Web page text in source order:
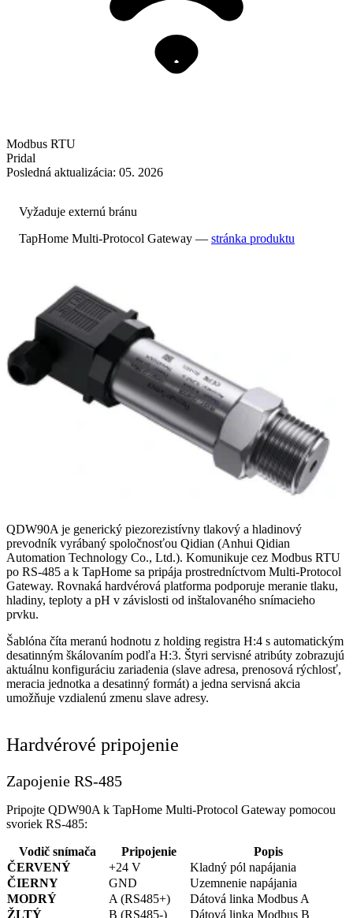
Modbus RTU
Pridal
Posledná aktualizácia: 05. 2026
Vyžaduje externú bránu
TapHome Multi-Protocol Gateway — stránka produktu
QDW90A je generický piezorezistívny tlakový a hladinový
prevodník vyrábaný spoločnosťou Qidian (Anhui Qidian
Automation Technology Co., Ltd.). Komunikuje cez Modbus RTU
po RS-485 a k TapHome sa pripája prostredníctvom Multi-Protocol
Gateway. Rovnaká hardvérová platforma podporuje meranie tlaku,
hladiny, teploty a pH v závislosti od inštalovaného snímacieho
prvku.
Šablóna číta meranú hodnotu z holding registra H:4 s automatickým
desatinným škálovaním podľa H:3. Štyri servisné atribúty zobrazujú
aktuálnu konfiguráciu zariadenia (slave adresa, prenosová rýchlosť,
meracia jednotka a desatinný formát) a jedna servisná akcia
umožňuje vzdialenú zmenu slave adresy.
Hardvérové pripojenie
Zapojenie RS-485
Pripojte QDW90A k TapHome Multi-Protocol Gateway pomocou
svoriek RS-485:
Vodič snímača Pripojenie
Popis
ČERVENÝ
+24 V
Kladný pól napájania
ČIERNY
GND
Uzemnenie napájania
MODRÝ
A (RS485+)
Dátová linka Modbus A
ŽLTÝ
B (RS485-) Dátová linka Modbus B